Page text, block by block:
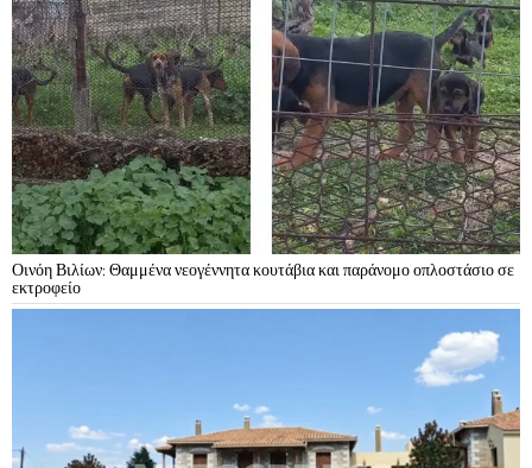
Οινόη Βιλίων: Θαμμένα νεογέννητα κουτάβια και παράνομο οπλοστάσιο σε
εκτροφείο